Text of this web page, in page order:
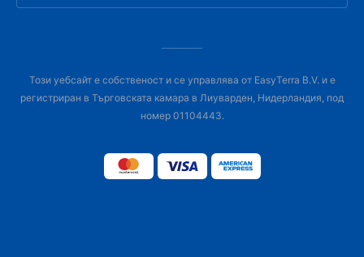
Този уебсайт е собственост и се управлява от EasyTerra B.V. и е
регистриран в Търговската камара в Лиуварден, Нидерландия, под
номер 01104443.